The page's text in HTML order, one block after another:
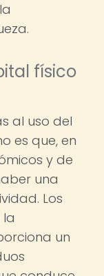
físico
al uso del
es que, en
y de
una
Los
un